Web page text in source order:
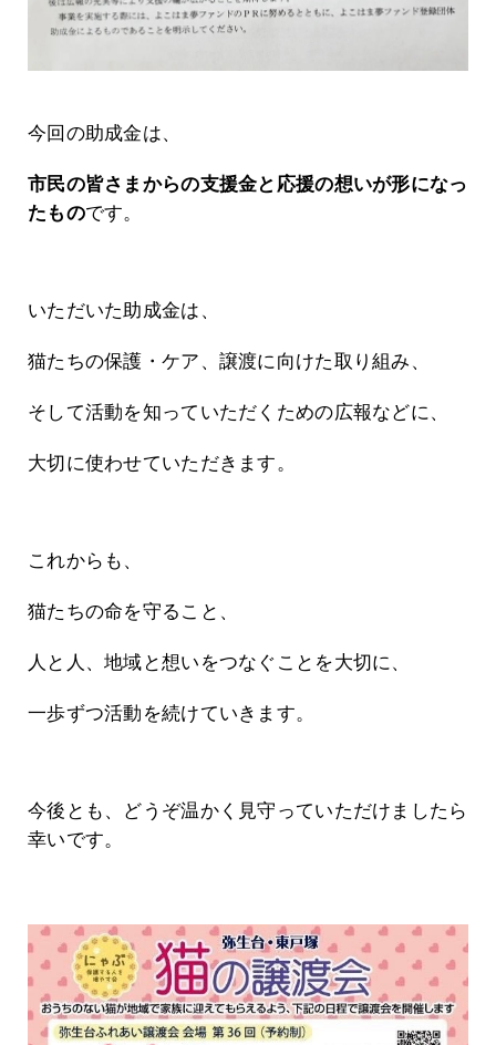
今回の助成金は、
市民の皆さまからの支援金と応援の想いが形になっ
たものです。
いただいた助成金は、
猫たちの保護・ケア、譲渡に向けた取り組み、
そして活動を知っていただくための広報などに、
大切に使わせていただきます。
これからも、
猫たちの命を守ること、
人と人、地域と想いをつなぐことを大切に、
一歩ずつ活動を続けていきます。
今後とも、どうぞ温かく見守っていただけましたら
幸いです。